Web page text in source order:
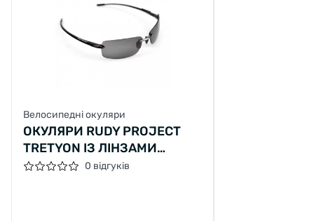
Велосипедні окуляри
ОКУЛЯРИ RUDY PROJECT
TRETYON ІЗ ЛІНЗАМИ
SMOKE BLACK ОПРАВА
0 відгуків